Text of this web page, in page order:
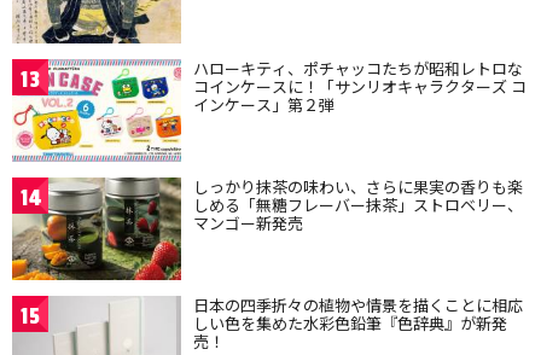
13 ハローキティ、ポチャッコたちが昭和レトロな
コインケースに！「サンリオキャラクターズ コ
インケース」第２弾
14 しっかり抹茶の味わい、さらに果実の香りも楽
しめる「無糖フレーバー抹茶」ストロベリー、
マンゴー新発売
15 日本の四季折々の植物や情景を描くことに相応
しい色を集めた水彩色鉛筆『色辞典』が新発
売！